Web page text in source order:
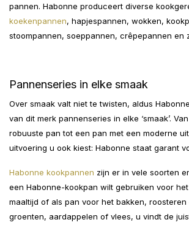
pannen. Habonne produceert diverse
koekenpannen, hapjespannen, wokken,
stoompannen, soeppannen, crêpepannen en
Pannenseries in elke smaak
Over smaak valt niet te twisten, aldus
van dit merk pannenseries in elke ‘smaak’.
robuuste pan tot een pan met een moderne
uitvoering u ook kiest: Habonne staat garant
Habonne kookpannen zijn er in vele soorten
een Habonne-kookpan wilt gebruiken voor
maaltijd of als pan voor het bakken,
groenten, aardappelen of vlees, u vindt de